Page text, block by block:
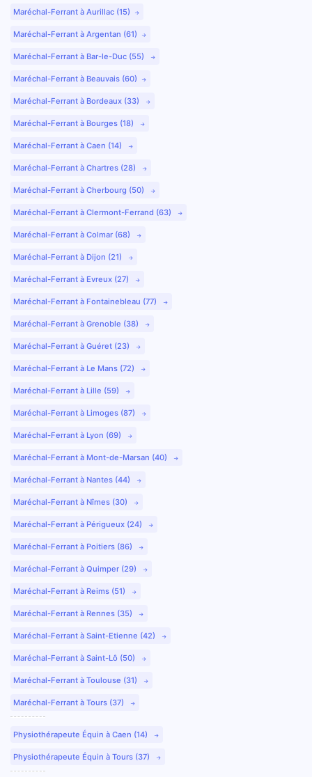
Maréchal-Ferrant à Aurillac (15)
Maréchal-Ferrant à Argentan (61)
Maréchal-Ferrant à Bar-le-Duc (55)
Maréchal-Ferrant à Beauvais (60)
Maréchal-Ferrant à Bordeaux (33)
Maréchal-Ferrant à Bourges (18)
Maréchal-Ferrant à Caen (14)
Maréchal-Ferrant à Chartres (28)
Maréchal-Ferrant à Cherbourg (50)
Maréchal-Ferrant à Clermont-Ferrand (63)
Maréchal-Ferrant à Colmar (68)
Maréchal-Ferrant à Dijon (21)
Maréchal-Ferrant à Evreux (27)
Maréchal-Ferrant à Fontainebleau (77)
Maréchal-Ferrant à Grenoble (38)
Maréchal-Ferrant à Guéret (23)
Maréchal-Ferrant à Le Mans (72)
Maréchal-Ferrant à Lille (59)
Maréchal-Ferrant à Limoges (87)
Maréchal-Ferrant à Lyon (69)
Maréchal-Ferrant à Mont-de-Marsan (40)
Maréchal-Ferrant à Nantes (44)
Maréchal-Ferrant à Nîmes (30)
Maréchal-Ferrant à Périgueux (24)
Maréchal-Ferrant à Poitiers (86)
Maréchal-Ferrant à Quimper (29)
Maréchal-Ferrant à Reims (51)
Maréchal-Ferrant à Rennes (35)
Maréchal-Ferrant à Saint-Etienne (42)
Maréchal-Ferrant à Saint-Lô (50)
Maréchal-Ferrant à Toulouse (31)
Maréchal-Ferrant à Tours (37)
Physiothérapeute Équin à Caen (14)
Physiothérapeute Équin à Tours (37)